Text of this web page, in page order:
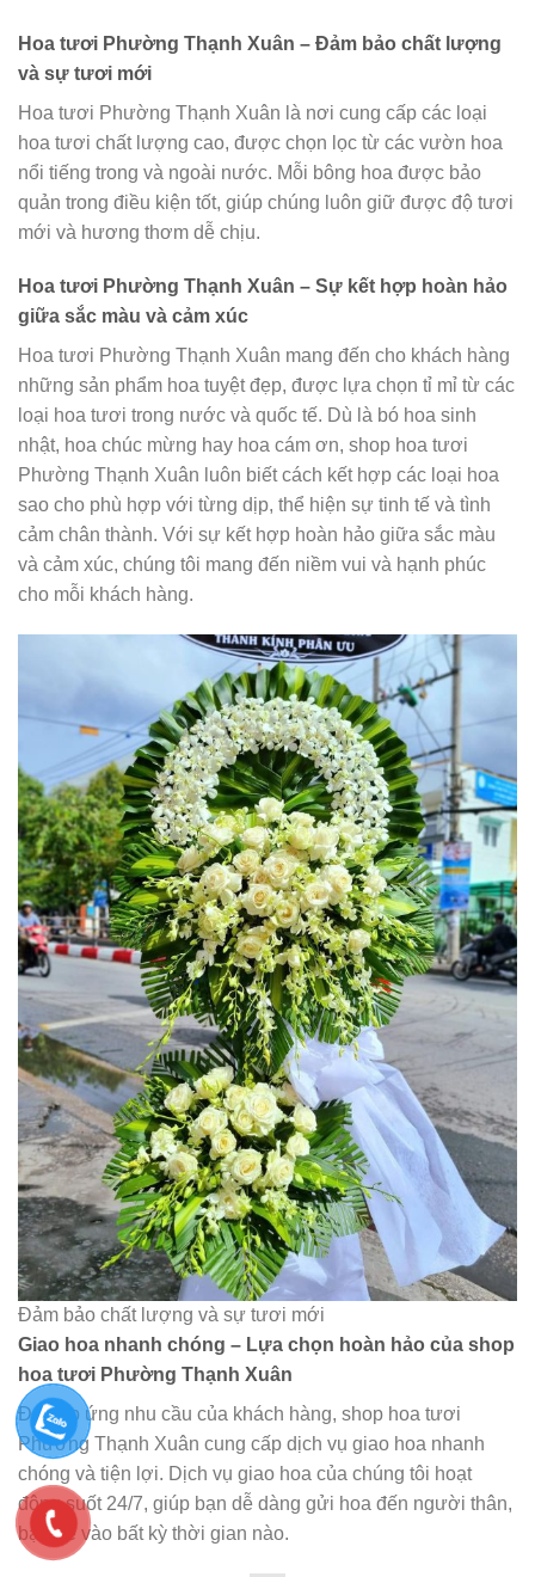
Hoa tươi Phường Thạnh Xuân – Đảm bảo chất lượng
và sự tươi mới
Hoa tươi Phường Thạnh Xuân là nơi cung cấp các loại
hoa tươi chất lượng cao, được chọn lọc từ các vườn hoa
nổi tiếng trong và ngoài nước. Mỗi bông hoa được bảo
quản trong điều kiện tốt, giúp chúng luôn giữ được độ tươi
mới và hương thơm dễ chịu.
Hoa tươi Phường Thạnh Xuân – Sự kết hợp hoàn hảo
giữa sắc màu và cảm xúc
Hoa tươi Phường Thạnh Xuân mang đến cho khách hàng
những sản phẩm hoa tuyệt đẹp, được lựa chọn tỉ mỉ từ các
loại hoa tươi trong nước và quốc tế. Dù là bó hoa sinh
nhật, hoa chúc mừng hay hoa cám ơn, shop hoa tươi
Phường Thạnh Xuân luôn biết cách kết hợp các loại hoa
sao cho phù hợp với từng dịp, thể hiện sự tinh tế và tình
cảm chân thành. Với sự kết hợp hoàn hảo giữa sắc màu
và cảm xúc, chúng tôi mang đến niềm vui và hạnh phúc
cho mỗi khách hàng.
Đảm bảo chất lượng và sự tươi mới
Giao hoa nhanh chóng – Lựa chọn hoàn hảo của shop
hoa tươi Phường Thạnh Xuân
Để đáp ứng nhu cầu của khách hàng, shop hoa tươi
Phường Thạnh Xuân cung cấp dịch vụ giao hoa nhanh
chóng và tiện lợi. Dịch vụ giao hoa của chúng tôi hoạt
động suốt 24/7, giúp bạn dễ dàng gửi hoa đến người thân,
bạn bè vào bất kỳ thời gian nào.